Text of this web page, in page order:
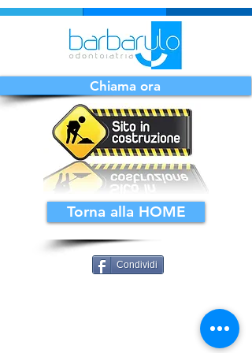
Chiama ora
Torna alla HOME
Condividi